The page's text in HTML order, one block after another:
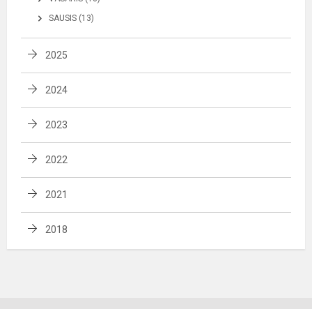
SAUSIS (13)
2025
2024
2023
2022
2021
2018